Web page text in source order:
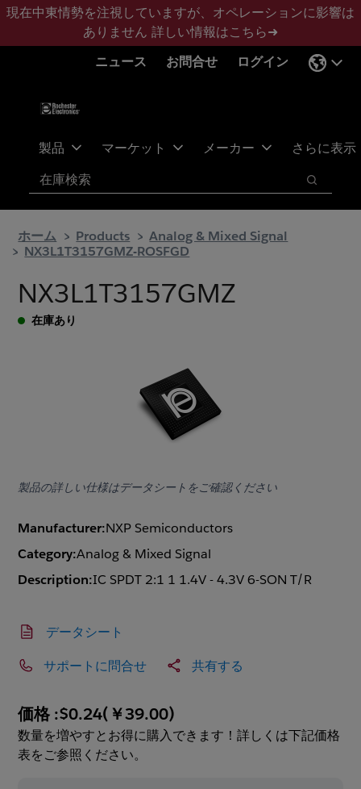
メ
ン
フ
タ
現在中東情勢を注視していますが、オペレーションに影響は
ありません 詳しい情報はこちら➜
ニュース
お問合せ ログイン
製品 マーケット メーカー さらに表示
検索
検索
ホーム Products
Analog & Mixed Signal
NX3L1T3157GMZ-ROSFGD
NX3L1T3157GMZ
在庫あり
製品の詳しい仕様はデータシートをご確認ください
Manufacturer:NXP Semiconductors
Category:Analog & Mixed Signal
Description:IC SPDT 2:1 1 1.4V - 4.3V 6-SON T/R
データシート
サポートに問合せ 共有する
価格 :$0.24(￥39.00)
数量を増やすとお得に購入できます！詳しくは下記価格
表をご参照ください。